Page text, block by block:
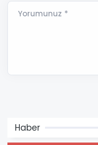
Yorumunuz *
Haber